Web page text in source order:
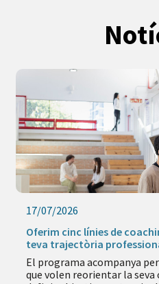
17/07/2026
Oferim cinc línies de
teva trajectòria
El programa acompanya
que volen reorientar la